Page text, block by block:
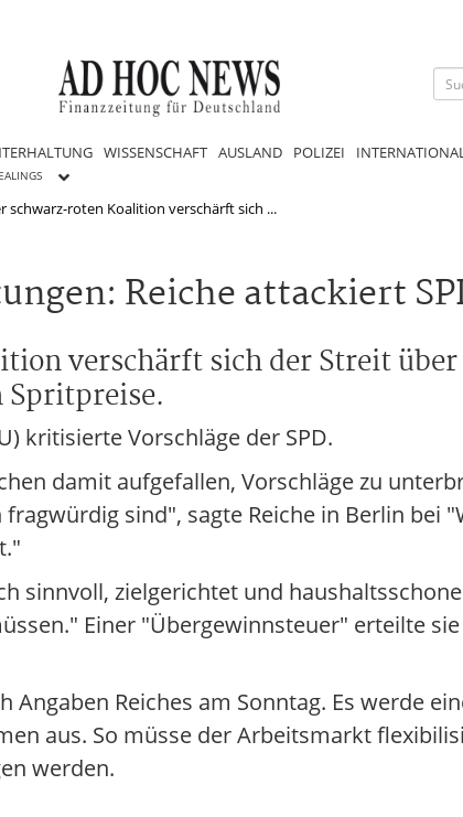
WISSENSCHAFT AUSLAND POLIZEI
schwarz-roten Koalition verschärft sich ...
Reiche attackiert
verschärft sich der Streit
Spritpreise.
kritisierte Vorschläge der SPD.
damit aufgefallen, Vorschläge zu
sind", sagte Reiche in Berlin bei
sinnvoll, zielgerichtet und
Einer "Übergewinnsteuer" erteilte sie
Angaben Reiches am Sonntag. Es werde
aus. So müsse der Arbeitsmarkt
werden.